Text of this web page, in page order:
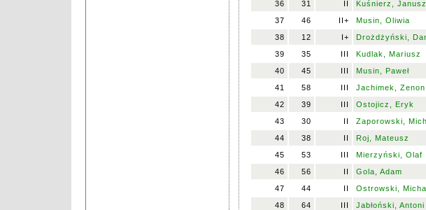
36
31 II Kuśnierz, Janusz
37
46 II+ Musin, Oliwia
38
12 I+ Drożdżyński,
39
35 III Kudlak, Mariusz
40
45 III Musin, Paweł
41
58 III Jachimek, Zenon
42
39 III Ostojicz, Eryk
43
30 II Zaporowski,
44
38 II Roj, Mateusz
45
53 III Mierzyński, Olaf
46
56 II Gola, Adam
47
44 II Ostrowski,
48
64 III Jabłoński, Antoni